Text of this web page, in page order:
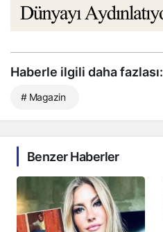
Haberle ilgili daha fazlası:
# Magazin
Benzer Haberler